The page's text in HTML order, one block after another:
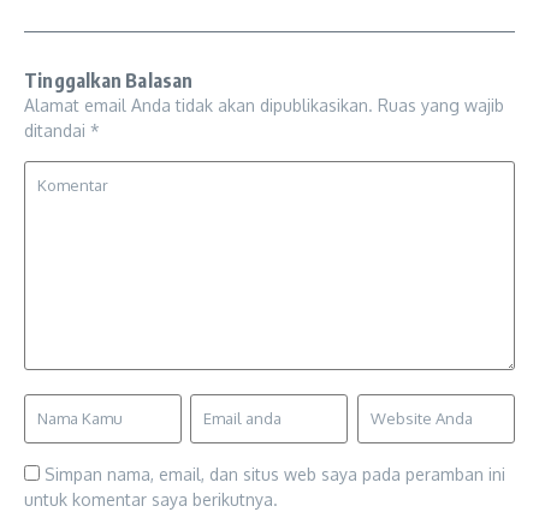
Tinggalkan Balasan
Alamat email Anda tidak akan dipublikasikan. Ruas yang wajib
ditandai *
Simpan nama, email, dan situs web saya pada peramban ini
untuk komentar saya berikutnya.